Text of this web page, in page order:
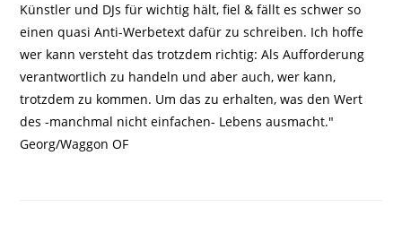
Künstler und DJs für wichtig hält, fiel & fällt es schwer so
einen quasi Anti-Werbetext dafür zu schreiben. Ich hoffe
wer kann versteht das trotzdem richtig: Als Aufforderung
verantwortlich zu handeln und aber auch, wer kann,
trotzdem zu kommen. Um das zu erhalten, was den Wert
des -manchmal nicht einfachen- Lebens ausmacht."
Georg/Waggon OF